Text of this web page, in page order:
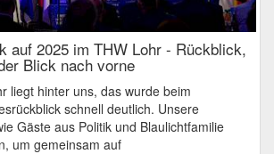
auf 2025 im THW Lohr - Rückblick,
Blick nach vorne
liegt hinter uns, das wurde beim
schnell deutlich. Unsere
Gäste aus Politik und Blaulichtfamilie
um gemeinsam auf